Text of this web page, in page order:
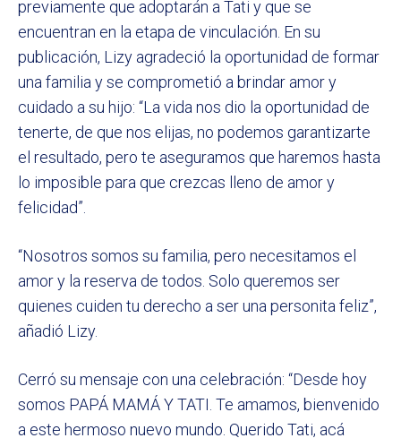
previamente que adoptarán a Tati y que se
encuentran en la etapa de vinculación. En su
publicación, Lizy agradeció la oportunidad de formar
una familia y se comprometió a brindar amor y
cuidado a su hijo: “La vida nos dio la oportunidad de
tenerte, de que nos elijas, no podemos garantizarte
el resultado, pero te aseguramos que haremos hasta
lo imposible para que crezcas lleno de amor y
felicidad”.
“Nosotros somos su familia, pero necesitamos el
amor y la reserva de todos. Solo queremos ser
quienes cuiden tu derecho a ser una personita feliz”,
añadió Lizy.
Cerró su mensaje con una celebración: “Desde hoy
somos PAPÁ MAMÁ Y TATI. Te amamos, bienvenido
a este hermoso nuevo mundo. Querido Tati, acá